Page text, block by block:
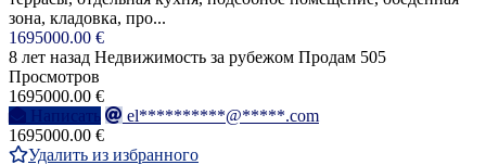
зона, кладовка, про...
1695000.00 €
8 лет назад Недвижимость за рубежом Продам 505
Просмотров
1695000.00 €
Написать
el**********@*****.com
1695000.00 €
Удалить из избранного